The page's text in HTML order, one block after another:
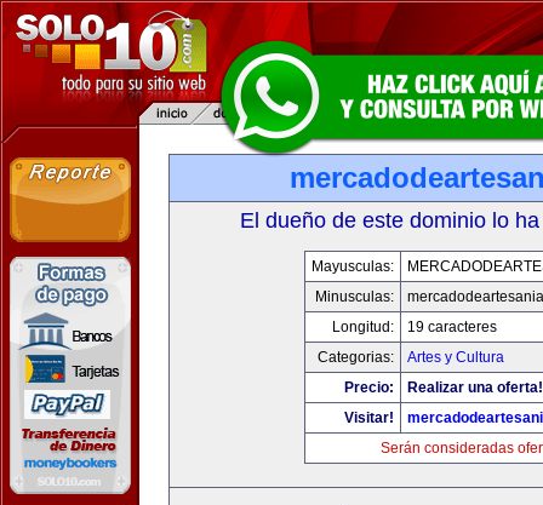
El dueño de este dominio lo
Mayusculas:
Minusculas:
Longitud:
19 caracteres
Categorias:
Artes y Cultura
Precio:
Realizar una oferta!
Visitar!
Serán consideradas